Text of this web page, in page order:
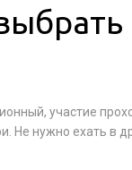
участие
Не нужно ехать в